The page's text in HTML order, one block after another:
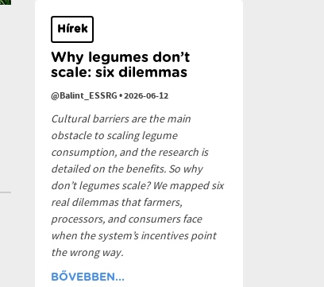
Hírek
Why legumes don’t
scale: six dilemmas
@Balint_ESSRG•2026-06-12
Cultural barriers are the main
obstacle to scaling legume
consumption, and the research is
detailed on the benefits. So why
don’t legumes scale? We mapped six
real dilemmas that farmers,
processors, and consumers face
when the system’s incentives point
the wrong way.
BŐVEBBEN...